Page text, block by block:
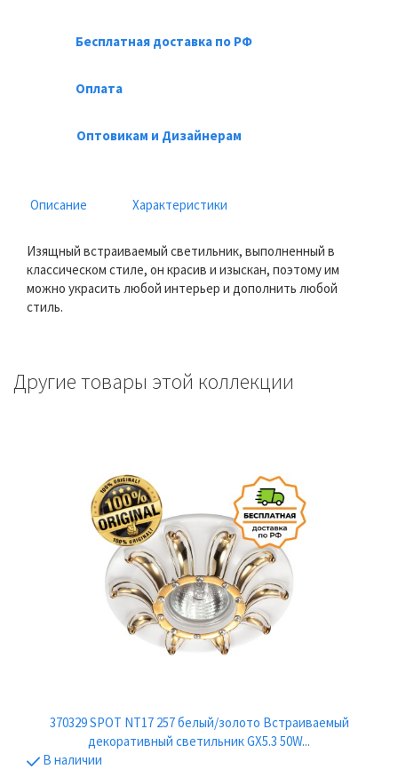
Бесплатная доставка по РФ
Оплата
Оптовикам и Дизайнерам
Описание Характеристики
Изящный встраиваемый светильник, выполненный в
классическом стиле, он красив и изыскан, поэтому им
можно украсить любой интерьер и дополнить любой
стиль.
Другие товары этой коллекции
370329 SPOT NT17 257 белый/золото Встраиваемый
декоративный светильник GX5.3 50W...
В наличии